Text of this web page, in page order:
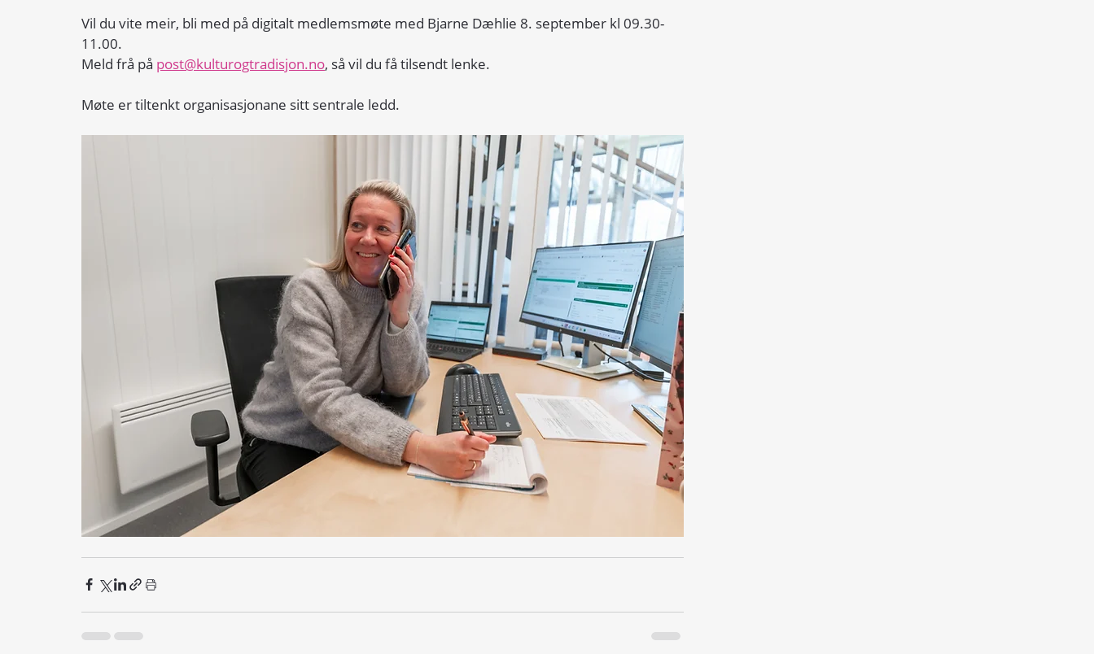
Vil du vite meir, bli med på digitalt medlemsmøte med Bjarne Dæhlie 8. september kl 09.30-
11.00.
Meld frå på post@kulturogtradisjon.no, så vil du få tilsendt lenke.
Møte er tiltenkt organisasjonane sitt sentrale ledd.